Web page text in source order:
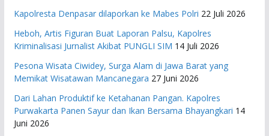
Kapolresta Denpasar dilaporkan ke Mabes Polri 22 Juli 2026
Heboh, Artis Figuran Buat Laporan Palsu, Kapolres
Kriminalisasi Jurnalist Akibat PUNGLI SIM 14 Juli 2026
Pesona Wisata Ciwidey, Surga Alam di Jawa Barat yang
Memikat Wisatawan Mancanegara 27 Juni 2026
Dari Lahan Produktif ke Ketahanan Pangan. Kapolres
Purwakarta Panen Sayur dan Ikan Bersama Bhayangkari 14
Juni 2026